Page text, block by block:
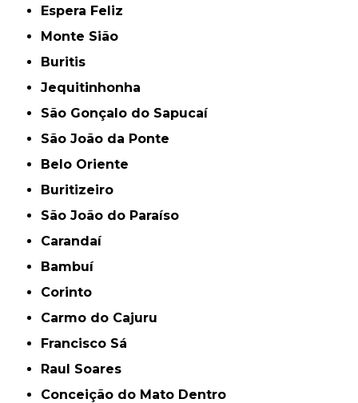
Espera Feliz
Monte Sião
Buritis
Jequitinhonha
São Gonçalo do Sapucaí
São João da Ponte
Belo Oriente
Buritizeiro
São João do Paraíso
Carandaí
Bambuí
Corinto
Carmo do Cajuru
Francisco Sá
Raul Soares
Conceição do Mato Dentro